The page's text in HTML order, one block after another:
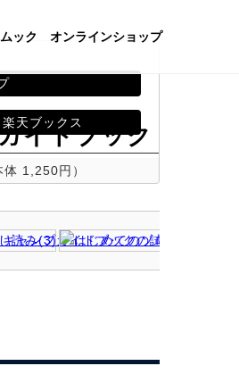
ムック オンラインショップ
イドブック
1,250円）
楽天ブックス